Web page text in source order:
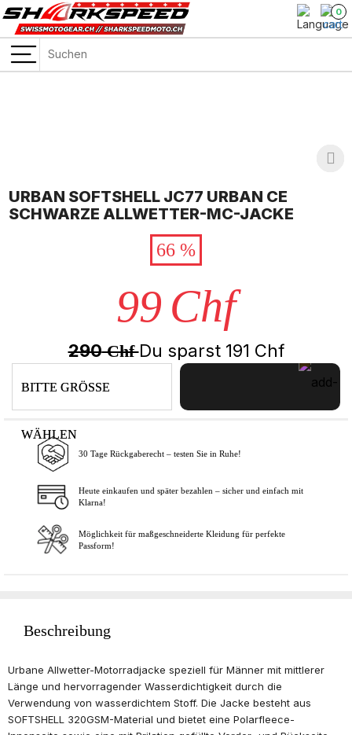
0
URBAN SOFTSHELL JC77 URBAN CE
SCHWARZE ALLWETTER-MC-JACKE
66 %
99 Chf
290ChfDu sparst 191 Chf
BITTE GRÖSSE
WÄHLEN
In den Warenkorb
30 Tage Rückgaberecht – testen Sie in Ruhe!
Heute einkaufen und später bezahlen – sicher und einfach mit
Klarna!
Möglichkeit für maßgeschneiderte Kleidung für perfekte
Passform!
Beschreibung
Urbane Allwetter-Motorradjacke speziell für Männer mit mittlerer
Länge und hervorragender Wasserdichtigkeit durch die
Verwendung von wasserdichtem Stoff. Die Jacke besteht aus
SOFTSHELL 320GSM-Material und bietet eine Polarfleece-